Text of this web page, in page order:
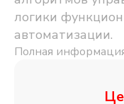
логики
автоматизации.
Полная